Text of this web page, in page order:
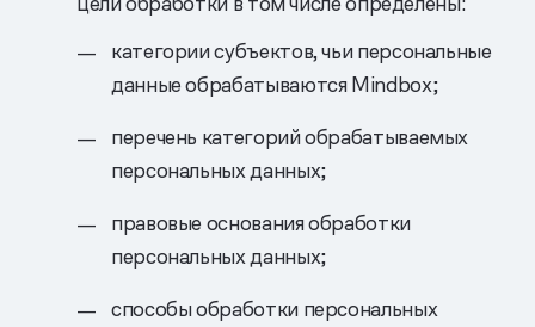
категории субъектов, чьи персональные
данные обрабатываются Mindbox;
перечень категорий обрабатываемых
персональных данных;
правовые основания обработки
персональных данных;
способы обработки персональных